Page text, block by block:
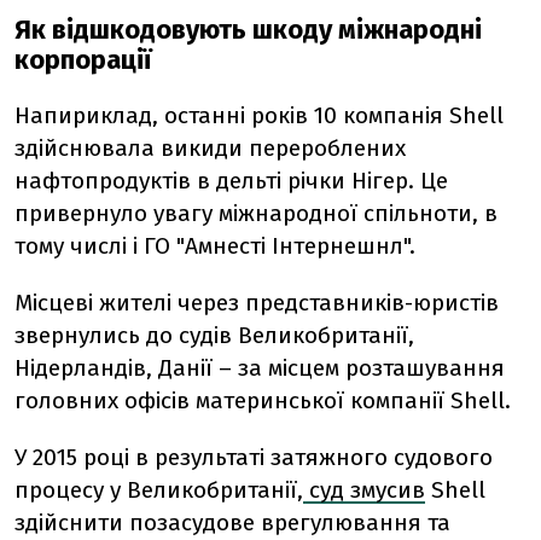
Як відшкодовують шкоду міжнародні
корпорації
Напириклад, останні років 10 компанія Shell
здійснювала викиди перероблених
нафтопродуктів в дельті річки Нігер. Це
привернуло увагу міжнародної спільноти, в
тому числі і ГО "Амнесті Інтернешнл".
Місцеві жителі через представників-юристів
звернулись до судів Великобританії,
Нідерландів, Данії – за місцем розташування
головних офісів материнської компанії Shell.
У 2015 році в результаті затяжного судового
процесу у Великобританії, суд змусив Shell
здійснити позасудове врегулювання та